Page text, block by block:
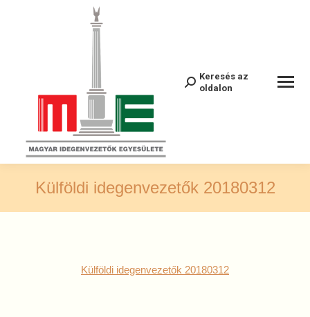
Recherche
Keresés az
oldalon
Külföldi idegenvezetők 20180312
Külföldi idegenvezetők 20180312